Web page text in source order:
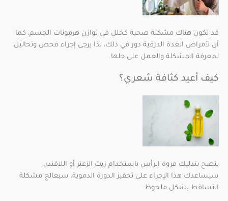
قد تكون هناك مشكلة صحية كخلل في توازن هرمونات الجسم، كما
أن لأمراض الغدة الدرقية دور في ذلك، لذا يرجى إجراء فحص وتحاليل
لمعرفة المشكلة والعمل على حلها.
كيف أعيد كثافة شعري؟
ينصح بتدليك فروة الرأس باستخدام زيت الزعتر أو اللافندر،
سيساعدك هذا الإجراء على تحفيز الدورة الدموية، سيعالج مشكلة
التساقط بشكل ملحوظ.